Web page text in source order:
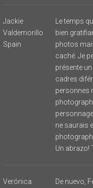
Jackie
Valdemorillo
Spain
Le temps
bien
photos
caché. Je
présente
cadres
personnes
ne saurais
Un abrazo!
Verónica
De nuevo,